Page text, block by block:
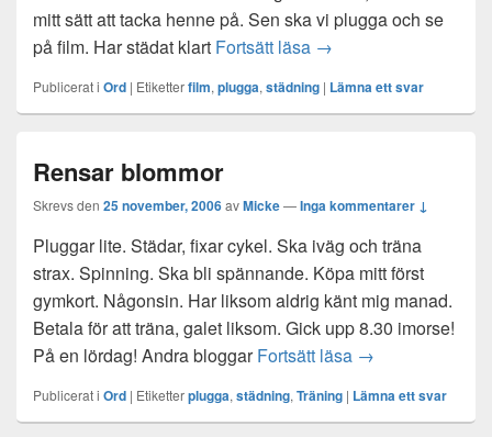
mitt sätt att tacka henne på. Sen ska vi plugga och se
på film. Har städat klart Fortsätt läsa Middagsgäst
→
Publicerat i Ord | Etiketterfilm, plugga, städning | Lämna ett svar
Rensar blommor
Skrevs den 25 november, 2006avMicke—Inga kommentarer ↓
Pluggar lite. Städar, fixar cykel. Ska iväg och träna
strax. Spinning. Ska bli spännande. Köpa mitt först
gymkort. Någonsin. Har liksom aldrig känt mig manad.
Betala för att träna, galet liksom. Gick upp 8.30 imorse!
På en lördag! Andra bloggarFortsätt läsa Rensar blommor
→
Publicerat i Ord | Etiketterplugga, städning, Träning | Lämna ett svar